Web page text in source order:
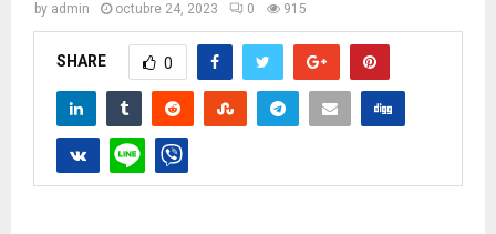
by admin octubre 24, 2023 0 915
SHARE 0